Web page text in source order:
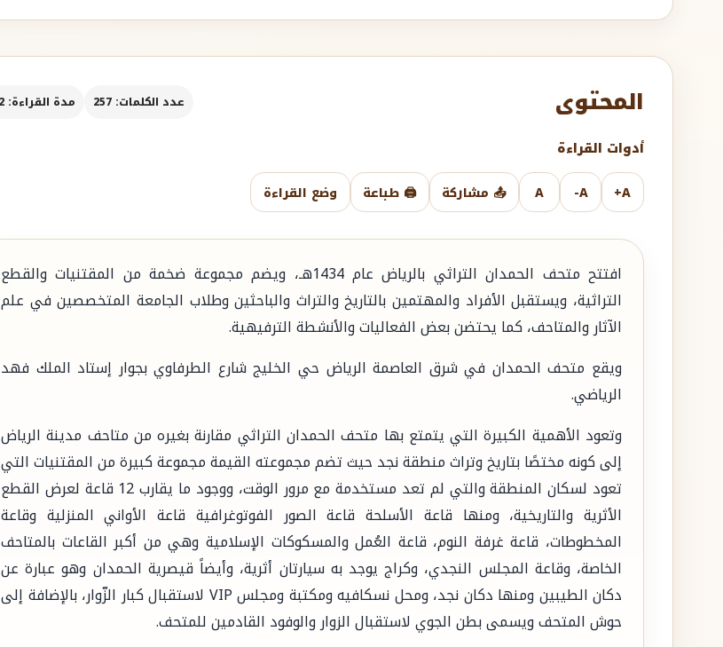
المحتوى عدد الكلمات: 257 مدة القراءة: 2 د
أدوات القراءة
A+
A-
A 📤 مشاركة 🖨️ طباعة وضع القراءة
افتتح متحف الحمدان التراثي بالرياض عام 1434هـ، ويضم مجموعة ضخمة من المقتنيات والقطع
التراثية، ويستقبل الأفراد والمهتمين بالتاريخ والتراث والباحثين وطلاب الجامعة المتخصصين في علم
الآثار والمتاحف، كما يحتضن بعض الفعاليات والأنشطة الترفيهية.
ويقع متحف الحمدان في شرق العاصمة الرياض حي الخليج شارع الطرفاوي بجوار إستاد الملك فهد
الرياضي.
وتعود الأهمية الكبيرة التي يتمتع بها متحف الحمدان التراثي مقارنة بغيره من متاحف مدينة الرياض
إلى كونه مختصًا بتاريخ وتراث منطقة نجد حيث تضم مجموعته القيمة مجموعة كبيرة من المقتنيات التي
تعود لسكان المنطقة والتي لم تعد مستخدمة مع مرور الوقت، ووجود ما يقارب 12 قاعة لعرض القطع
الأثرية والتاريخية، ومنها قاعة الأسلحة قاعة الصور الفوتوغرافية قاعة الأواني المنزلية وقاعة
المخطوطات، قاعة غرفة النوم، قاعة العُمل والمسكوكات الإسلامية وهي من أكبر القاعات بالمتاحف
الخاصة، وقاعة المجلس النجدي، وكراج يوجد به سيارتان أثرية، وأيضاً قيصرية الحمدان وهو عبارة عن
دكان الطيبين ومنها دكان نجد، ومحل نسكافيه ومكتبة ومجلس VIP لاستقبال كبار الزّوار، بالإضافة إلى
حوش المتحف ويسمى بطن الجوي لاستقبال الزوار والوفود القادمين للمتحف.